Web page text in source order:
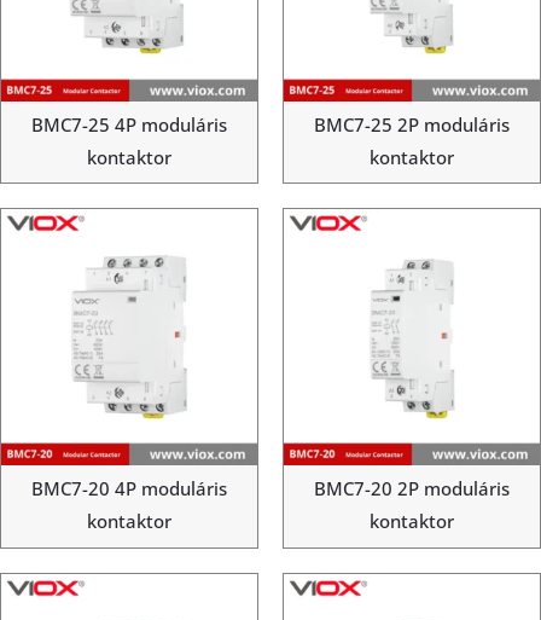
BMC7-25 4P moduláris
kontaktor
BMC7-25 2P moduláris
kontaktor
BMC7-20 4P moduláris
kontaktor
BMC7-20 2P moduláris
kontaktor